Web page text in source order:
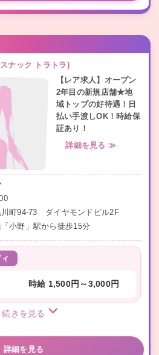
ナック トラトラ)
【レア求人】オープン
2年目の新規店舗★地
域トップの好待遇！日
払い手渡しOK！時給保
証あり！
詳細を見る ≫
川町94-73 ダイヤモンドビル2F
小野」駅から徒歩15分
時給 1,500円～3,000円
続きを見る
詳細を見る